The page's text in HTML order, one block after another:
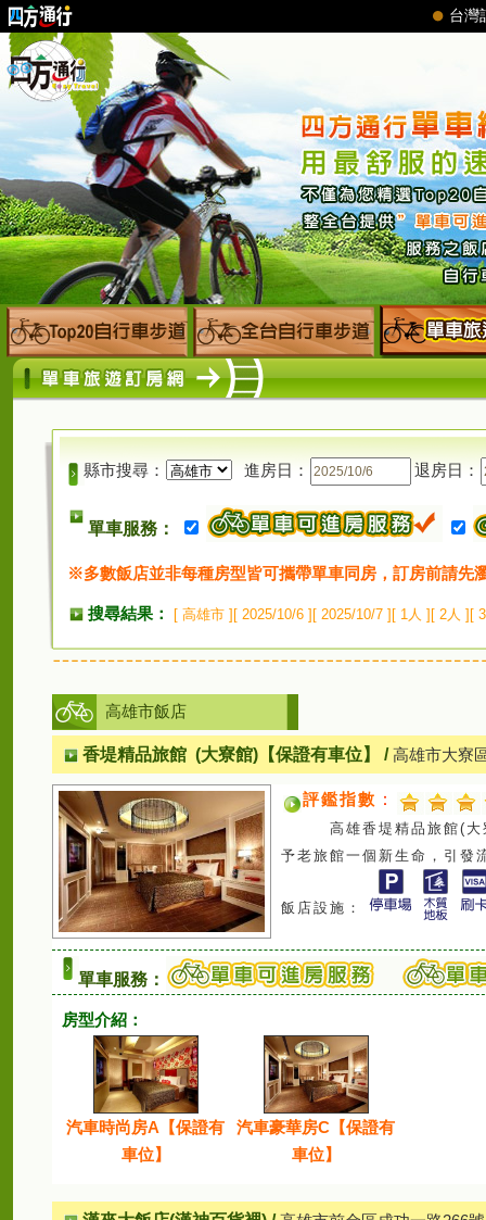
縣市搜尋： 進房日： 退房日：
單車服務：
※多數飯店並非每種房型皆可攜帶單車同房，訂房前請先
搜尋結果： [ 高雄市 ][ 2025/10/6 ][ 2025/10/7 ][ 1人 ][ 2人 ][
高雄市飯店
香堤精品旅館 (大寮館)【保證有車位】 /高雄市大寮
評鑑指數 ：
高雄香堤精品旅館(大寮
予老旅館一個新生命，引發
飯店設施：
單車服務：
房型介紹：
汽車時尚房A【保證有
車位】
汽車豪華房C【保證有
車位】